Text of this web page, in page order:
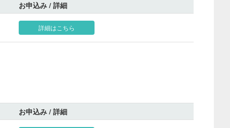
お申込み / 詳細
詳細はこちら
お申込み / 詳細